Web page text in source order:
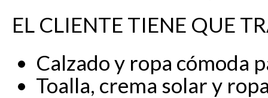
EL CLIENTE TIENE QUE
Calzado y ropa cómoda
Toalla, crema solar y